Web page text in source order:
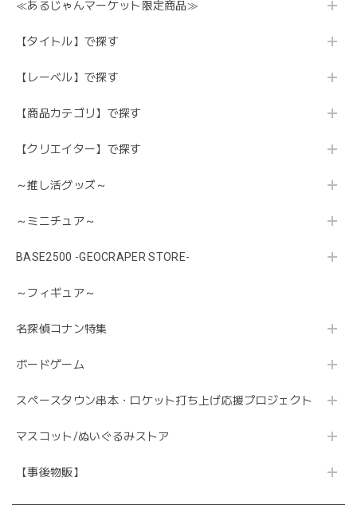
≪あるじゃんマーケット限定商品≫
【タイトル】で探す
【レーベル】で探す
【商品カテゴリ】で探す
【クリエイター】で探す
～推し活グッズ～
～ミニチュア～
BASE2500 -GEOCRAPER STORE-
～フィギュア～
名探偵コナン特集
ボードゲーム
スペースタウン串本・ロケット打ち上げ応援プロジェクト
マスコット/ぬいぐるみストア
【事後物販】